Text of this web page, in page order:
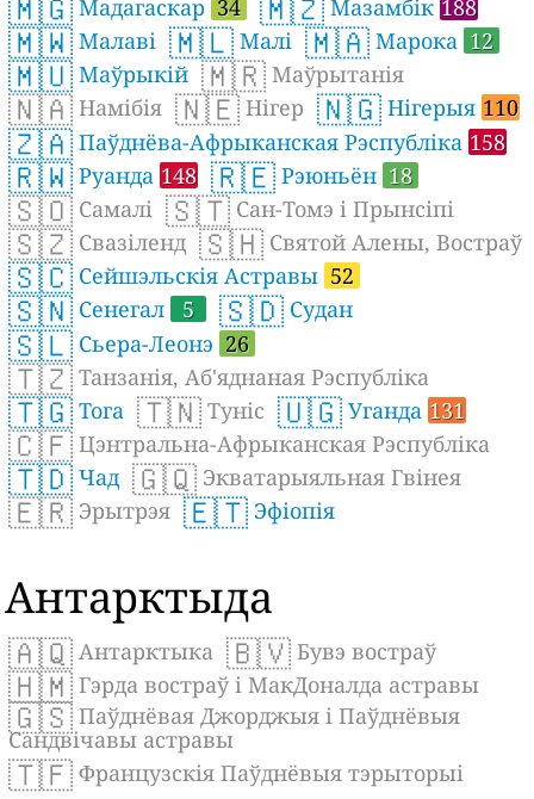
🇲🇬 Мадагаскар 34 🇲🇿 Мазамбік 188
🇲🇼 Малаві 🇲🇱 Малі 🇲🇦 Марока 12
🇲🇺 Маўрыкій 🇲🇷 Маўрытанія
🇳🇦 Намібія 🇳🇪 Нігер 🇳🇬 Нігерыя 110
🇿🇦 Паўднёва-Афрыканская Рэспубліка 158
🇷🇼 Руанда 148 🇷🇪 Рэюньён 18
🇸🇴 Самалі 🇸🇹 Сан-Томэ і Прынсіпі
🇸🇿 Свазіленд 🇸🇭 Святой Алены, Востраў
🇸🇨 Сейшэльскія Астравы 52
🇸🇳 Сенегал 5 🇸🇩 Судан
🇸🇱 Сьера-Леонэ 26
🇹🇿 Танзанія, Аб'яднаная Рэспубліка
🇹🇬 Тога 🇹🇳 Туніс 🇺🇬 Уганда 131
🇨🇫 Цэнтральна-Афрыканская Рэспубліка
🇹🇩 Чад 🇬🇶 Экватарыяльная Гвінея
🇪🇷 Эрытрэя 🇪🇹 Эфіопія
Антарктыда
🇦🇶 Антарктыка 🇧🇻 Бувэ востраў
🇭🇲 Гэрда востраў і МакДоналда астравы
🇬🇸 Паўднёвая Джорджыя і Паўднёвыя
Сандвічавы астравы
🇹🇫 Французскія Паўднёвыя тэрыторыі